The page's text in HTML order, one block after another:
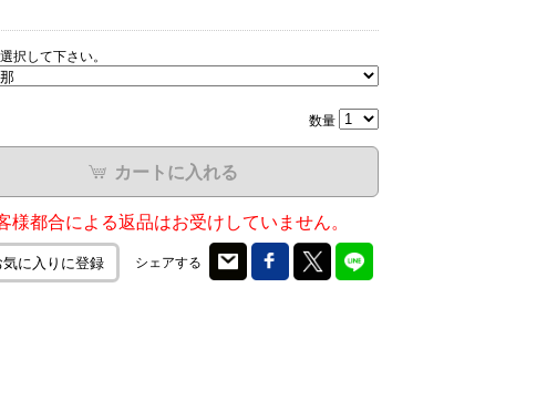
択して下さい。
数量
カートに入れる
様都合による返品はお受けしていません。
気に入りに登録 シェアする